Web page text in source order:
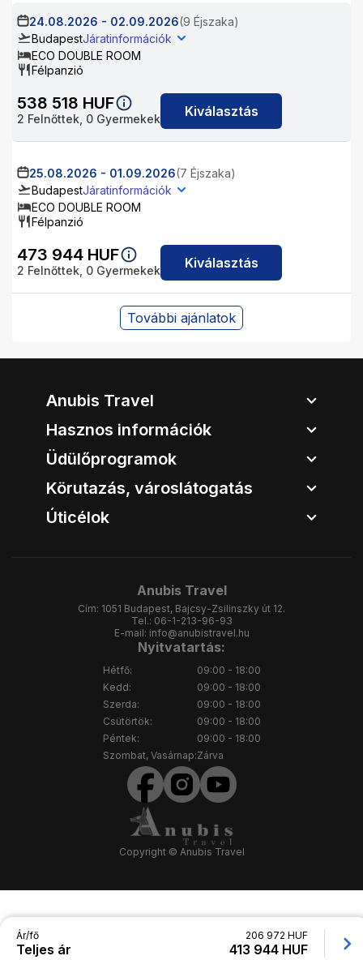
Ár/fő 206 972 HUF
Teljes ár 413 944 HUF
24.08.2026 - 02.09.2026(9 Éjszaka)
BudapestJáratinformációk
ECO DOUBLE ROOM
Félpanzió
538 518 HUF
2 Felnőttek, 0 Gyermekek Kiválasztás
25.08.2026 - 01.09.2026(7 Éjszaka)
BudapestJáratinformációk
ECO DOUBLE ROOM
Félpanzió
473 944 HUF
2 Felnőttek, 0 Gyermekek Kiválasztás
További ajánlatok
Anubis Travel
Hasznos információk
Üdülőprogramok
Körutazás, városlátogatás
Úticélok
Anubis Travel
Cím: 1051 Budapest, Bajcsy-Zsilinszky út 12.
Tel.: 06-1-213-96-93
E-mail: info@anubistravel.hu
Nyitvatartás:
Hétfő:
Kedd:
Szerda:
Csütörtök:
Péntek:
Szombat, Vasárnap:
09:00 - 18:00
09:00 - 18:00
09:00 - 18:00
09:00 - 18:00
09:00 - 18:00
Zárva
Copyright © Anubis Travel